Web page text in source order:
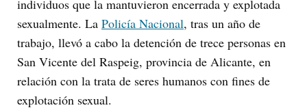
individuos que la mantuvieron encerrada y explotada
sexualmente. La Policía Nacional, tras un año de
trabajo, llevó a cabo la detención de trece personas en
San Vicente del Raspeig, provincia de Alicante, en
relación con la trata de seres humanos con fines de
explotación sexual.